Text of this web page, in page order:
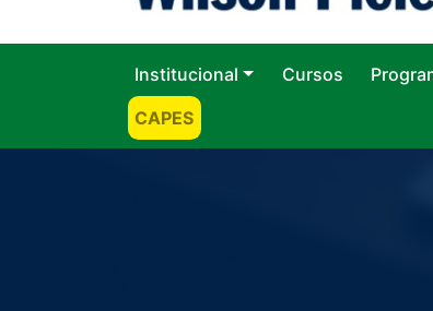
Institucional Cursos
CAPES